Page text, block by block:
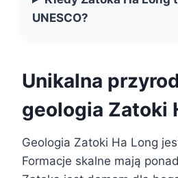
UNESCO?
Unikalna
geologia Zatoki
Geologia Zatoki Ha Long
Formacje skalne mają